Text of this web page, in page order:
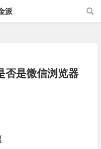
派
否是微信浏览器